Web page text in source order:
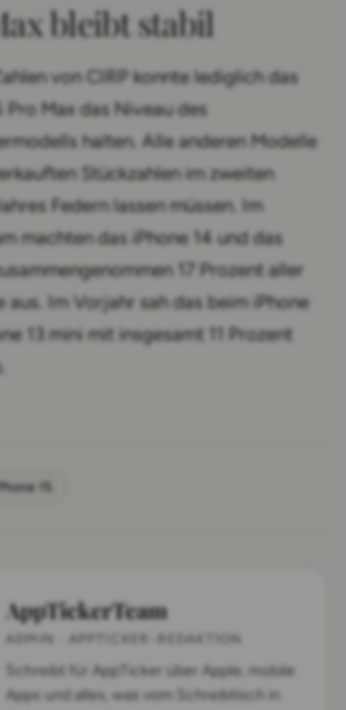
bleibt stabil
von CIRP konnte lediglich das
Pro Max das Niveau des
halten. Alle anderen Modelle
Stückzahlen im zweiten
Federn lassen müssen. Im
machten das iPhone 14 und das
17 Prozent aller
aus. Im Vorjahr sah das beim iPhone
13 mini mit insgesamt 11 Prozent
15
AppTickerTeam
Schreibt für AppTicker über Apple, mobile
Apps und alles, was vom Schreibtisch in